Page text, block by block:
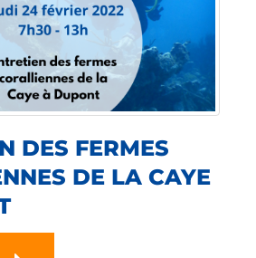
DES FERMES
DE LA CAYE